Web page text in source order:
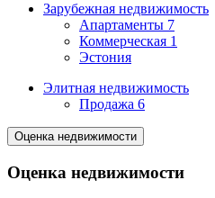
Зарубежная недвижимость
Апартаменты 7
Коммерческая 1
Эстония
Элитная недвижимость
Продажа 6
Оценка недвижимости
Оценка недвижимости